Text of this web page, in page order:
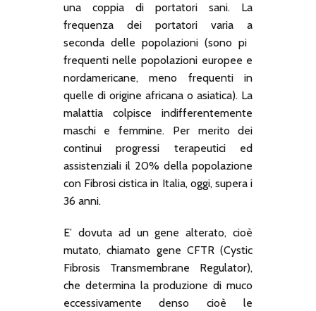
una coppia di portatori sani. La
frequenza dei portatori varia a
seconda delle popolazioni (sono pi
frequenti nelle popolazioni europee e
nordamericane, meno frequenti in
quelle di origine africana o asiatica). La
malattia colpisce indifferentemente
maschi e femmine. Per merito dei
continui progressi terapeutici ed
assistenziali il 20% della popolazione
con Fibrosi cistica in Italia, oggi, supera i
36 anni.
E’ dovuta ad un gene alterato, cioè
mutato, chiamato gene CFTR (Cystic
Fibrosis Transmembrane Regulator),
che determina la produzione di muco
eccessivamente denso cioè le